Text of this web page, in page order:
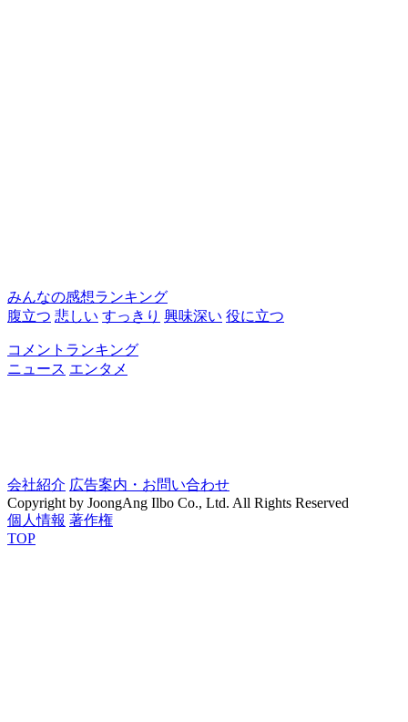
みんなの感想ランキング
腹立つ 悲しい すっきり 興味深い 役に立つ
コメントランキング
ニュース エンタメ
会社紹介 広告案内・お問い合わせ
Copyright by JoongAng Ilbo Co., Ltd. All Rights Reserved
個人情報 著作権
TOP